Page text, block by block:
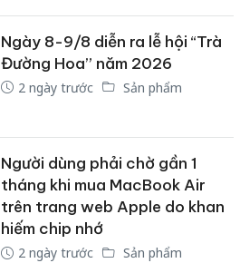
Ngày 8-9/8 diễn ra lễ hội “Trà
Đường Hoa” năm 2026
2 ngày trước Sản phẩm
Người dùng phải chờ gần 1
tháng khi mua MacBook Air
trên trang web Apple do khan
hiếm chip nhớ
2 ngày trước Sản phẩm